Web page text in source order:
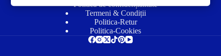
Politică de confidențialitate
Termeni & Condiții
Politica-Retur
Politica-Cookies